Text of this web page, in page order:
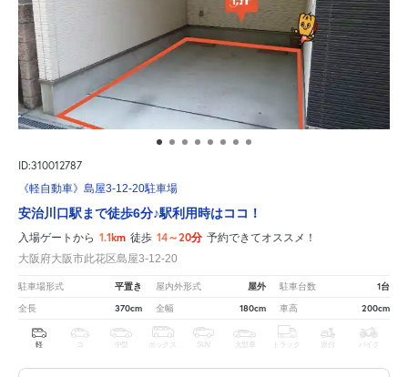
ID:310012787
《軽自動車》島屋3-12-20駐車場
安治川口駅まで徒歩6分♪駅利用時はココ！
入場ゲートから 1.1km 徒歩 14～20分 予約できてオススメ！
大阪府大阪市此花区島屋3-12-20
駐車場形式 平置き 屋内外形式 屋外 駐車台数 1台
全長 370cm 全幅 180cm 車高 200cm
軽 中型 ボックス SUV 大型車 トラック 原付 バイク